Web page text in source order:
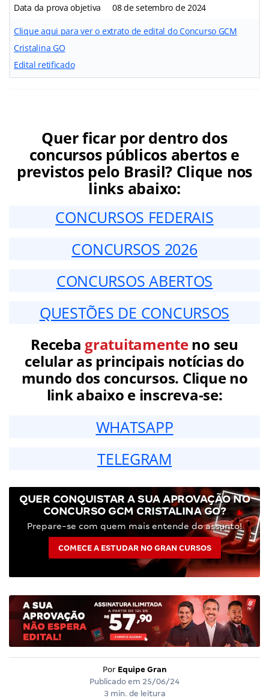
Data da prova objetiva 08 de setembro de 2024
Clique aqui para ver o extrato de edital do Concurso GCM
Cristalina GO
Edital retificado
Quer ficar por dentro dos
concursos públicos abertos e
previstos pelo Brasil? Clique nos
links abaixo:
CONCURSOS FEDERAIS
CONCURSOS 2026
CONCURSOS ABERTOS
QUESTÕES DE CONCURSOS
Receba gratuitamenteno seu
celular as principais notícias do
mundo dos concursos. Clique no
link abaixo e inscreva-se:
WHATSAPP
TELEGRAM
QUER CONQUISTAR A SUA APROVAÇÃO NO
CONCURSO GCM CRISTALINA GO?
Prepare-se com quem mais entende do assunto!
COMECE A ESTUDAR NO GRAN CURSOS
Por Equipe Gran
Publicado em 25/06/24
3 min. de leitura